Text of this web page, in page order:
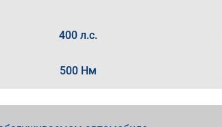
400 л.с.
500 Нм